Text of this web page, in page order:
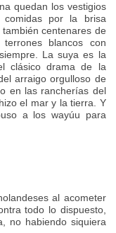
quedan los vestigios
comidas por la brisa
centenares de
blancos con
La suya es la
clásico drama de la
arraigo orgulloso de
en las rancherías del
el mar y la tierra. Y
a los wayúu para
al acometer
todo lo dispuesto,
no habiendo siquiera